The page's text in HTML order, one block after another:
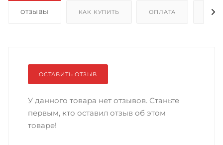
ОТЗЫВЫ КАК КУПИТЬ ОПЛАТА
ОСТАВИТЬ ОТЗЫВ
У данного товара нет отзывов. Станьте
первым, кто оставил отзыв об этом
товаре!